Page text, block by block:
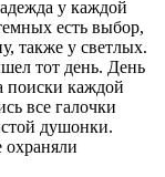
у каждой
есть выбор,
также у светлых.
тот день. День
поиски каждой
все галочки
душонки.
охраняли